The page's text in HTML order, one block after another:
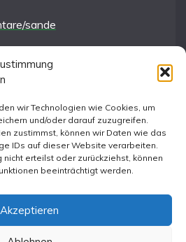
wir Technologien wie Cookies, um
und/oder darauf zuzugreifen.
zustimmst, können wir Daten wie das
IDs auf dieser Website verarbeiten.
erteilst oder zurückziehst, können
beeinträchtigt werden.
Akzeptieren
sande